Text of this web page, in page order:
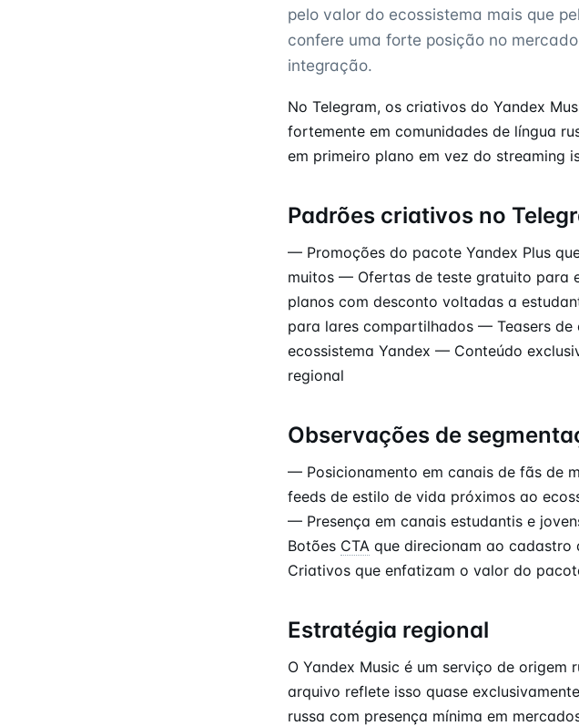
pelo valor do ecossistema mais que
confere uma forte posição no
integração.
No Telegram, os criativos do Yandex
fortemente em comunidades de língua
em primeiro plano em vez do streaming
Padrões criativos no
— Promoções do pacote Yandex Plus
muitos — Ofertas de teste gratuito para
planos com desconto voltadas a
para lares compartilhados — Teasers
ecossistema Yandex — Conteúdo
regional
Observações de
— Posicionamento em canais de fãs de
feeds de estilo de vida próximos ao
— Presença em canais estudantis e
Botões CTA que direcionam ao
Criativos que enfatizam o valor do
Estratégia regional
O Yandex Music é um serviço de origem
arquivo reflete isso quase
russa com presença mínima em